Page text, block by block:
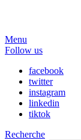
Menu
Follow us
facebook
twitter
instagram
linkedin
tiktok
Recherche